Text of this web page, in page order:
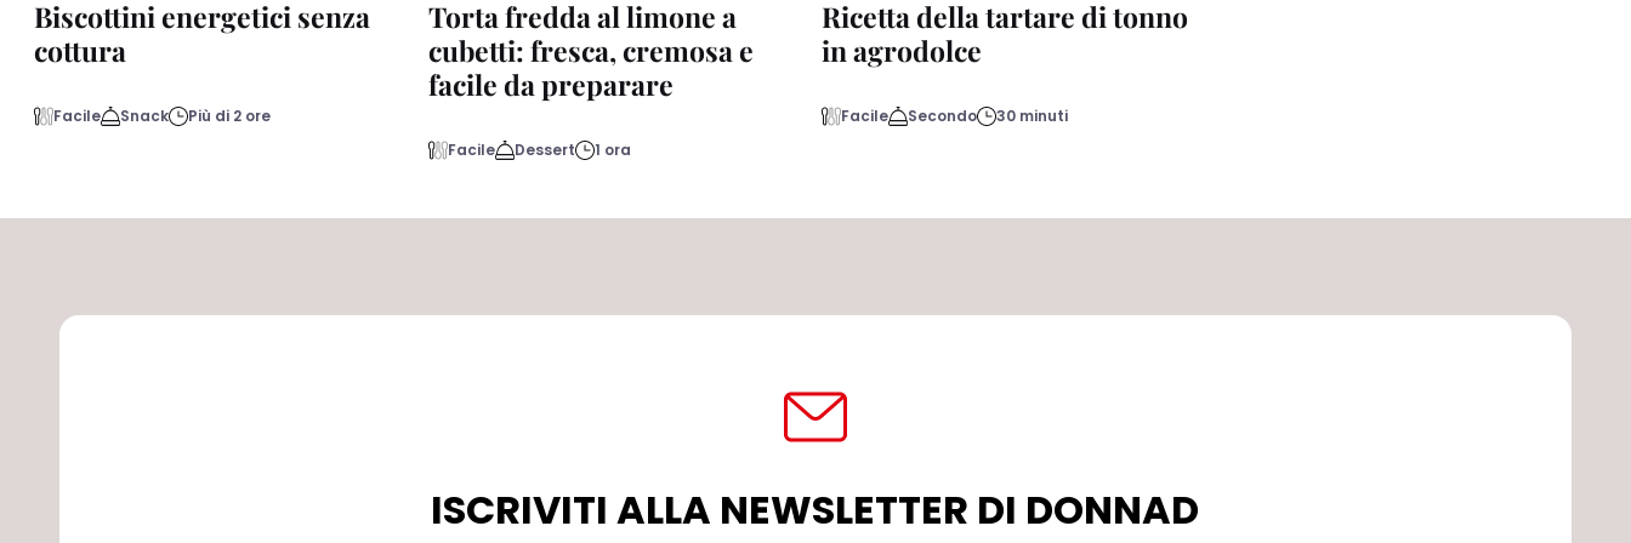
Biscottini energetici senza
cottura
Facile Snack Più di 2 ore
Torta fredda al limone a
cubetti: fresca, cremosa e
facile da preparare
Facile Dessert 1 ora
Ricetta della tartare di tonno
in agrodolce
Facile Secondo 30 minuti
ISCRIVITI ALLA NEWSLETTER DI DONNAD